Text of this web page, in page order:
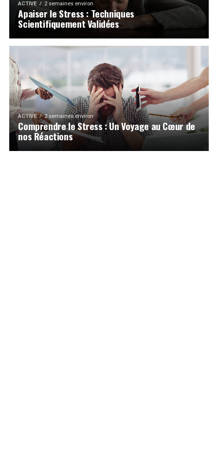
ACTIVE 2 semaines environ
Apaiser le Stress : Techniques
Scientifiquement Validées
ACTIVE 2 semaines environ
Comprendre le Stress : Un Voyage au Cœur de
nos Réactions